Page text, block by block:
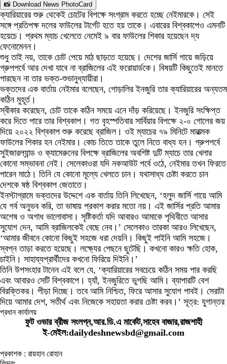
📸 Download News PhotoCard
ক্যারিয়ারের শুরু থেকেই চোটের বিপক্ষে সংগ্রাম করতে হচ্ছে নেইমারকে। সেই
সঙ্গে প্রতিপক্ষ দলের ফাউলের টার্গেট হতে হয় তাকে। এবারের বিশ্বকাপেও এমনটি
হয়েচে। প্রথম ম্যাচ খেলেতে নেমেই ৯ বার ফাউলের শিকার হয়েছেন দ্য
ফেনোমেনন।
শুধু তাই নয়, তাকে চোট পেয়ে মাঠ ছাড়তে হয়েছে। দেশের জার্সি গায়ে জড়িয়ে
গ্রুপপর্বে আর দেখা যাবে না ব্রাজিলের এই ফরোয়ার্ডকে। বিষয়টি কিছুতেই মানতে
পারছেন না তার ভক্ত-শুভানুধ্যায়ীরা।
ভক্তদের এক বার্তায় নেইমার বলেছেন, গোড়ালির ইনজুরি তার ক্যারিয়ারের অন্যতম
কঠিন মুহূর্ত।
স্বীকার করেছেন, চোট তাকে কঠিন সময়ে এনে দাঁড় করিয়েছে। ইনজুরি সংক্ষিপ্ত
করে দিতে পারে তার বিশ্বকাপ। গত বৃহস্পতিবার সার্বিয়ার বিপক্ষে ২-০ গোলের জয়
দিয়ে ২০২২ বিশ্বকাপ শুরু করেছে ব্রাজিল। ওই ম্যাচের ৭৯ মিনিটে মারাত্মক
ফাউলের শিকার হন নেইমার। কোচ তিতে তাকে তুলে নিতে বাধ্য হন। গ্রুপপর্বে
সুইজারল্যান্ড ও ক্যামেরুনের বিপক্ষে ব্রাজিলের অবশিষ্ট দুটি ম্যাচে তার খেলার
কোনো সম্ভাবনা নেই। সেলেকাওরা যদি নকআউট পর্বে ওঠে, নেইমার তখন ফিরতে
পারেন মাঠে। তিনি যে কোনো মূল্যে খেলতে চান। যথাসাধ্য চেষ্টা করতে চান
দেশকে ষষ্ঠ বিশ্বকাপ জেতাতে।
ইনস্টাগ্রামে ভক্তদের উদ্দেশে এক বার্তায় তিনি লিখেছেন, ‘হলুদ জার্সি গায়ে আমি
যে গর্ব অনুভব করি, তা ভাষায় প্রকাশ করার মতো নয়। এই জার্সির প্রতি আমার
অশেষ ও অগাধ ভালোবাসা। সৃষ্টিকর্তা যদি আবারও আমাকে পৃথিবীতে আসার
সুযোগ দেন, আমি ব্রাজিলকেই বেছে নেব।’ সেলেকাও তারকা আরও লিখেছেন,
‘আমার জীবনে কোনো কিছুই সহজে ধরা দেয়নি। কিছুই পাইনি আমি সহজে।
স্বপ্ন তাড়া করতে হয়েছে। লক্ষ্যের পেছনে ছুটেছি। কখনো কারও ক্ষতি হোক,
চাইনি। সাহায্যপ্রার্থীদের কখনো ফিরিয়ে দিইনি।’
তিনি উপসংহার টানেন এই বলে যে, ‘ক্যারিয়ারের সবচেয়ে কঠিন সময় পার করছি
এবং আবারও সেটি বিশ্বকাপে। হ্যাঁ, ইনজুরিতে ভুগছি আমি। ব্যাপারটি বেশ
বিরক্তিকর। পীড়া দিচ্ছে। তবে আমি নিশ্চিত, ফিরে আসার সুযোগ পাবই। সেরাটা
দিয়ে আমার দেশ, সতীর্থ এবং নিজেকে সহায়তা করার চেষ্টা করব।’ সূত্র: যুগান্তর
প্রধান কার্যালয়
ফুট ওভার ব্রীজ সংলগ্ন,আর.ডি.এ মার্কেট,সাহেব বাজার,রাজশাহী
ই-মেইল:dailydeshnewsbd@gmail.com
প্রকাশক : রায়হান রোহান